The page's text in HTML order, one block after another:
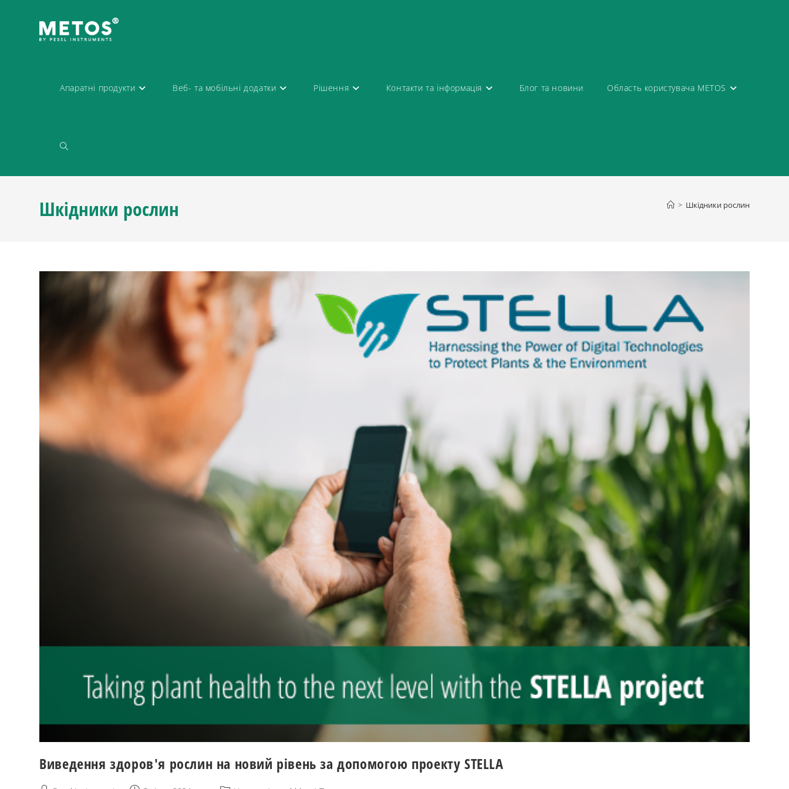
Апаратні продукти Веб- та мобільні додатки Рішення Контакти та інформація Блог та новини Область користувача METOS
Шкідники рослин > Шкідники рослин
Виведення здоров'я рослин на новий рівень за допомогою проекту STELLA